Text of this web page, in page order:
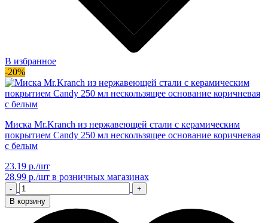
В избранное
-20%
Миска Mr.Kranch из нержавеющей стали с керамическим
покрытием Candy 250 мл нескользящее основание коричневая
с белым
23.19 р./шт
28.99 р./шт в розничных магазинах
-
+
В корзину